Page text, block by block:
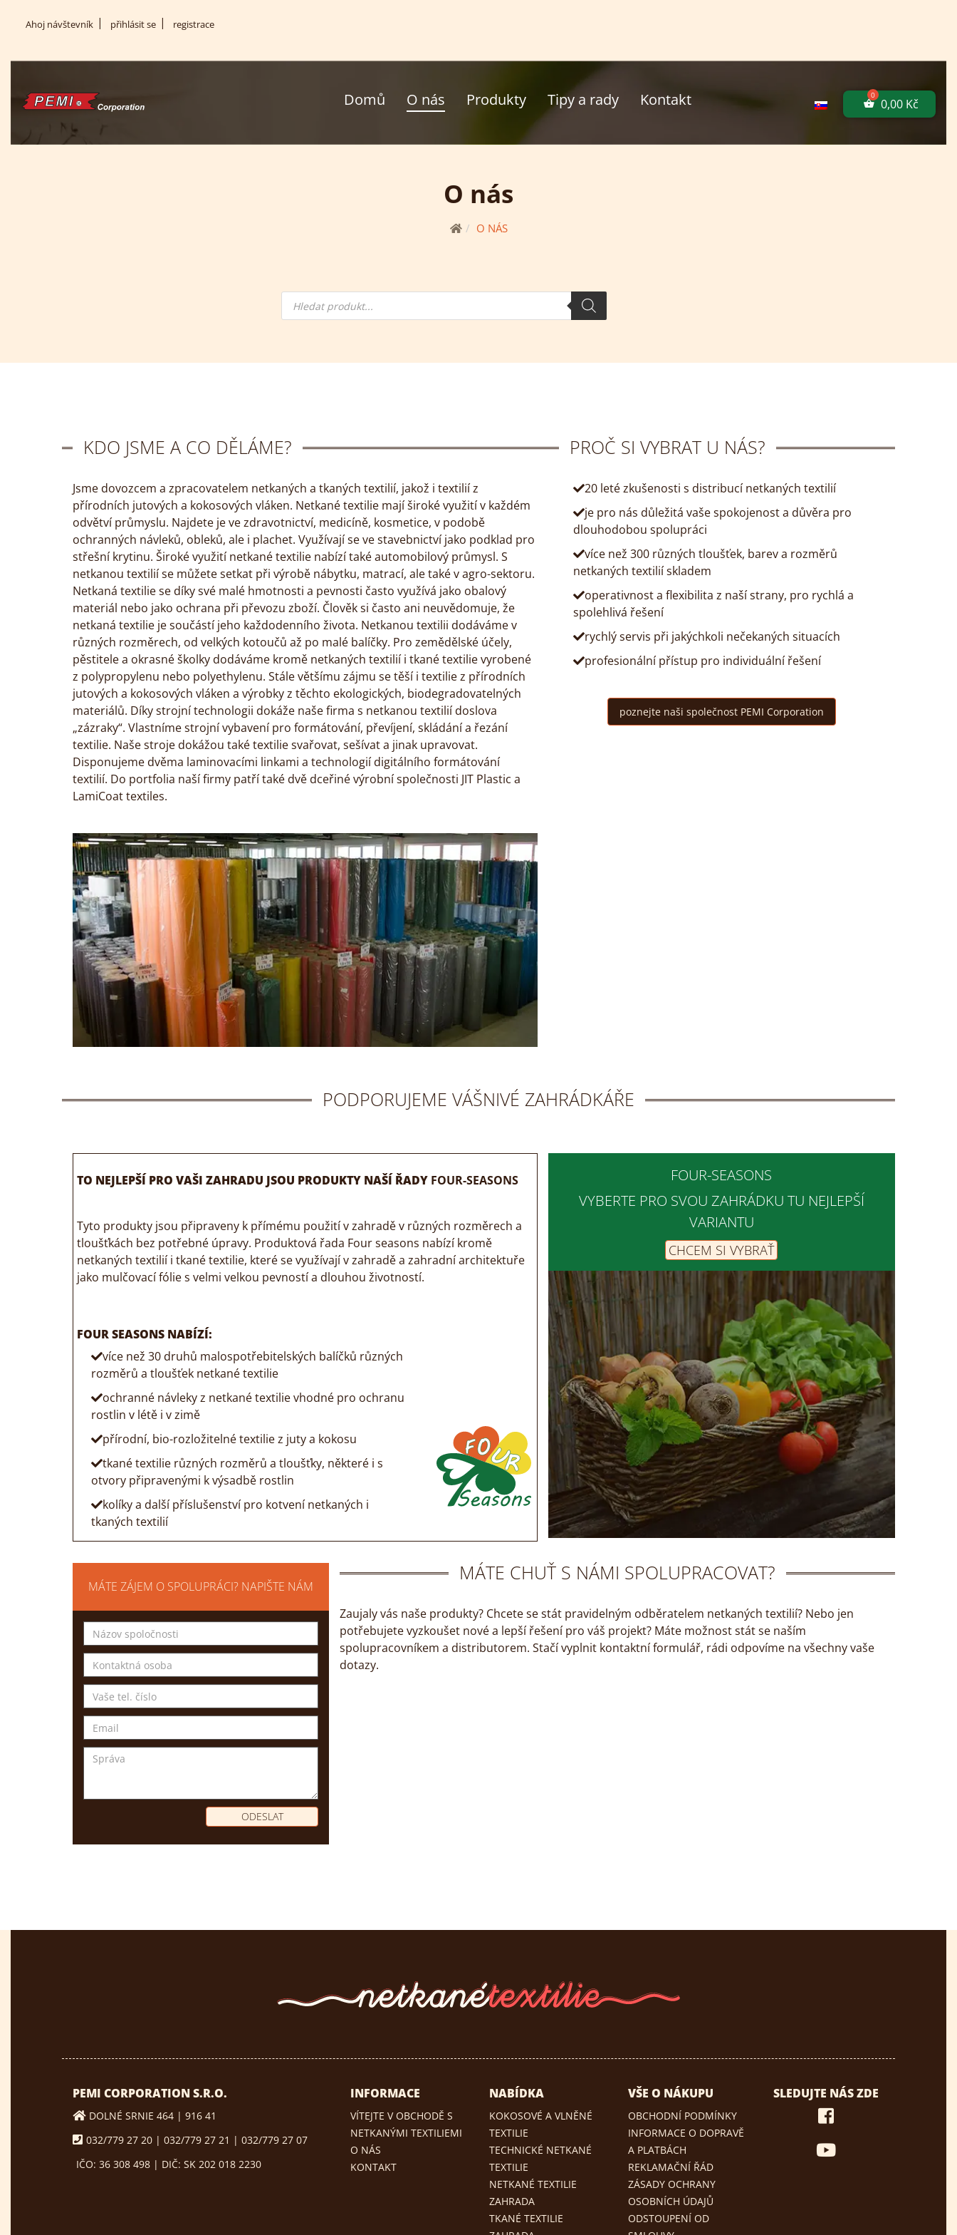
Ahoj návštevník přihlásit se (current)
registrace
Domů O nás Produkty Tipy a rady Kontakt 0,00 Kč
O nás
O NÁS
Hledání
produktů
KDO JSME A CO DĚLÁME?
Jsme dovozcem a zpracovatelem netkaných a tkaných textilií, jakož i textilií z
přírodních jutových a kokosových vláken. Netkané textilie mají široké využití v každém
odvětví průmyslu. Najdete je ve zdravotnictví, medicíně, kosmetice, v podobě
ochranných návleků, obleků, ale i plachet. Využívají se ve stavebnictví jako podklad pro
střešní krytinu. Široké využití netkané textilie nabízí také automobilový průmysl. S
netkanou textilií se můžete setkat při výrobě nábytku, matrací, ale také v agro-sektoru.
Netkaná textilie se díky své malé hmotnosti a pevnosti často využívá jako obalový
materiál nebo jako ochrana při převozu zboží. Člověk si často ani neuvědomuje, že
netkaná textilie je součástí jeho každodenního života. Netkanou textilii dodáváme v
různých rozměrech, od velkých kotoučů až po malé balíčky. Pro zemědělské účely,
pěstitele a okrasné školky dodáváme kromě netkaných textilií i tkané textilie vyrobené
z polypropylenu nebo polyethylenu. Stále většímu zájmu se těší i textilie z přírodních
jutových a kokosových vláken a výrobky z těchto ekologických, biodegradovatelných
materiálů. Díky strojní technologii dokáže naše firma s netkanou textilií doslova
„zázraky“. Vlastníme strojní vybavení pro formátování, převíjení, skládání a řezání
textilie. Naše stroje dokážou také textilie svařovat, sešívat a jinak upravovat.
Disponujeme dvěma laminovacími linkami a technologií digitálního formátování
textilií. Do portfolia naší firmy patří také dvě dceřiné výrobní společnosti JIT Plastic a
LamiCoat textiles.
PROČ SI VYBRAT U NÁS?
20 leté zkušenosti s distribucí netkaných textilií
je pro nás důležitá vaše spokojenost a důvěra pro
dlouhodobou spolupráci
více než 300 různých tloušťek, barev a rozměrů
netkaných textilií skladem
operativnost a flexibilita z naší strany, pro rychlá a
spolehlivá řešení
rychlý servis při jakýchkoli nečekaných situacích
profesionální přístup pro individuální řešení
poznejte naši společnost PEMI Corporation
PODPORUJEME VÁŠNIVÉ ZAHRÁDKÁŘE
TO NEJLEPŠÍ PRO VAŠI ZAHRADU JSOU PRODUKTY NAŠÍ ŘADY FOUR-SEASONS
Tyto produkty jsou připraveny k přímému použití v zahradě v různých rozměrech a
tloušťkách bez potřebné úpravy. Produktová řada Four seasons nabízí kromě
netkaných textilií i tkané textilie, které se využívají v zahradě a zahradní architektuře
jako mulčovací fólie s velmi velkou pevností a dlouhou životností.
FOUR SEASONS NABÍZÍ:
více než 30 druhů malospotřebitelských balíčků různých
rozměrů a tloušťek netkané textilie
ochranné návleky z netkané textilie vhodné pro ochranu
rostlin v létě i v zimě
přírodní, bio-rozložitelné textilie z juty a kokosu
tkané textilie různých rozměrů a tloušťky, některé i s
otvory připravenými k výsadbě rostlin
kolíky a další příslušenství pro kotvení netkaných i
tkaných textilií
FOUR-SEASONS
VYBERTE PRO SVOU ZAHRÁDKU TU NEJLEPŠÍ
VARIANTU
CHCEM SI VYBRAŤ
MÁTE ZÁJEM O SPOLUPRÁCI? NAPIŠTE NÁM
ODESLAT
MÁTE CHUŤ S NÁMI SPOLUPRACOVAT?
Zaujaly vás naše produkty? Chcete se stát pravidelným odběratelem netkaných textilií? Nebo jen
potřebujete vyzkoušet nové a lepší řešení pro váš projekt? Máte možnost stát se naším
spolupracovníkem a distributorem. Stačí vyplnit kontaktní formulář, rádi odpovíme na všechny vaše
dotazy.
PEMI CORPORATION S.R.O.
DOLNÉ SRNIE 464 | 916 41
032/779 27 20 | 032/779 27 21 | 032/779 27 07
IČO: 36 308 498 | DIČ: SK 202 018 2230
INFORMACE
VÍTEJTE V OBCHODĚ S
NETKANÝMI TEXTILIEMI
O NÁS
KONTAKT
NABÍDKA
KOKOSOVÉ A VLNĚNÉ
TEXTILIE
TECHNICKÉ NETKANÉ
TEXTILIE
NETKANÉ TEXTILIE
ZAHRADA
TKANÉ TEXTILIE
VŠE O NÁKUPU
OBCHODNÍ PODMÍNKY
INFORMACE O DOPRAVĚ
A PLATBÁCH
REKLAMAČNÍ ŘÁD
ZÁSADY OCHRANY
OSOBNÍCH ÚDAJŮ
ODSTOUPENÍ OD
SLEDUJTE NÁS ZDE